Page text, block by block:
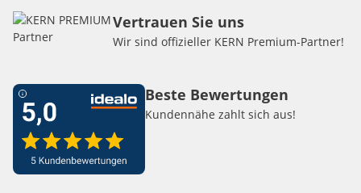
Vertrauen Sie uns
Wir sind offizieller KERN Premium-Partner!
Beste Bewertungen
Kundennähe zahlt sich aus!